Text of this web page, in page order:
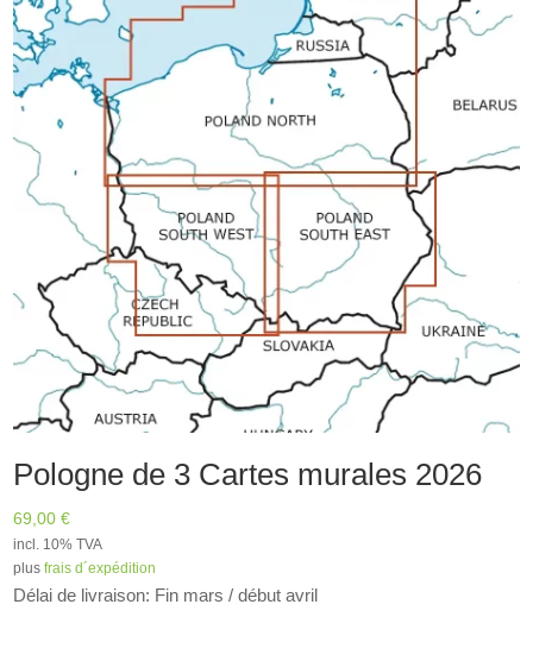
Pologne de 3 Cartes murales 2026
69,00€
incl. 10% TVA
plusfrais d´expédition
Délai de livraison: Fin mars / début avril